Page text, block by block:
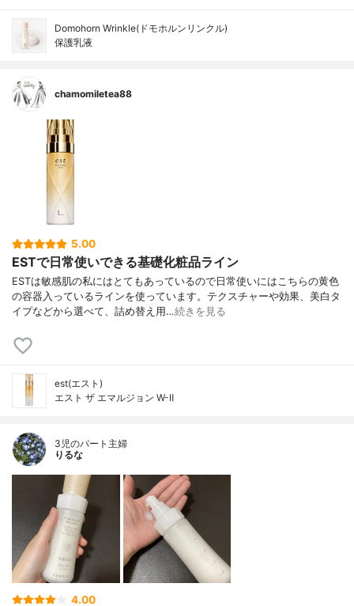
Domohorn Wrinkle(ドモホルンリンクル)
保護乳液
chamomiletea88
5.00
ESTで日常使いできる基礎化粧品ライン
ESTは敏感肌の私にはとてもあっているので日常使いにはこちらの黄色
の容器入っているラインを使っています。テクスチャーや効果、美白タ
イプなどから選べて、詰め替え用…続きを見る
est(エスト)
エスト ザ エマルジョン W-Ⅱ
3児のパート主婦
りるな
4.00